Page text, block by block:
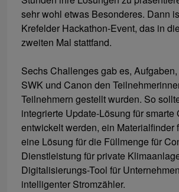
sehr wohl etwas Besonderes. Dann
Krefelder Hackathon-Event, das in
zweiten Mal stattfand.
Sechs Challenges gab es,
SWK und Canon den
Teilnehmern gestellt wurden. So
integrierte Update-Lösung für smarte
entwickelt werden, ein Materialfinder
eine Lösung für die Füllmenge für
Dienstleistung für private
Digitalisierungs-Tool für
intelligenter Stromzähler.